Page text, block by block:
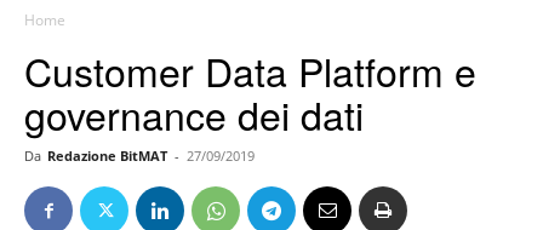
Home
Customer Data Platform e
governance dei dati
Da Redazione BitMAT - 27/09/2019